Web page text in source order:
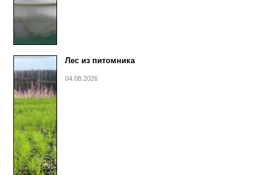
Лес из питомника
04.08.2026